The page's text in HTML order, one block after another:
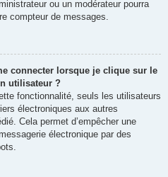
ou un modérateur pourra
compteur de messages.
connecter lorsque je clique sur le
utilisateur ?
fonctionnalité, seuls les utilisateurs
électroniques aux autres
Cela permet d’empêcher une
électronique par des